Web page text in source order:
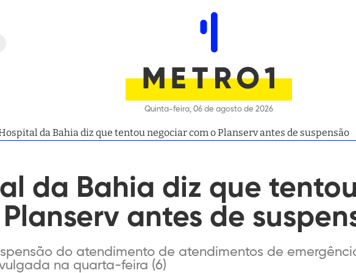
Quinta-feira, 06 de agosto de 2026
da Bahia diz que tentou negociar com o Planserv antes de suspensão
da Bahia diz que
antes de
do atendimento de atendimentos de
na quarta-feira (6)